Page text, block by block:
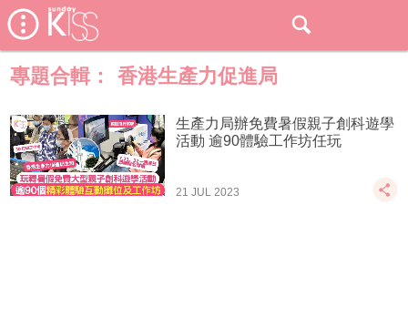
專題合輯： 香港生產力促進局
生產力局辦免費暑假親子創科遊學
活動 逾90體驗工作坊任玩
21 JUL 2023